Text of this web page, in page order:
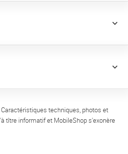
techniques, photos et
tître informatif et MobileShop s'exonère